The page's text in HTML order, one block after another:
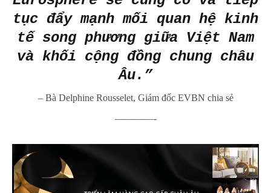
tục đẩy mạnh mối quan hệ kinh
tế song phương giữa Việt Nam
và khối cộng đồng chung châu
Âu.”
– Bà Delphine Rousselet, Giám đốc EVBN chia sẻ
————-